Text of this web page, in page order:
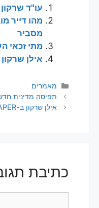
עו"ד שרקון
מהו דייר
מסביר
מתי זכאי
אילן
קטגוריות
מאמרים
תפיסה מדינית
אילן שרקון ב-TAPER: איך אלמוג אלעזרי הגיע ל-7:52 ושבר את שיא איש הברזל
כתיבת